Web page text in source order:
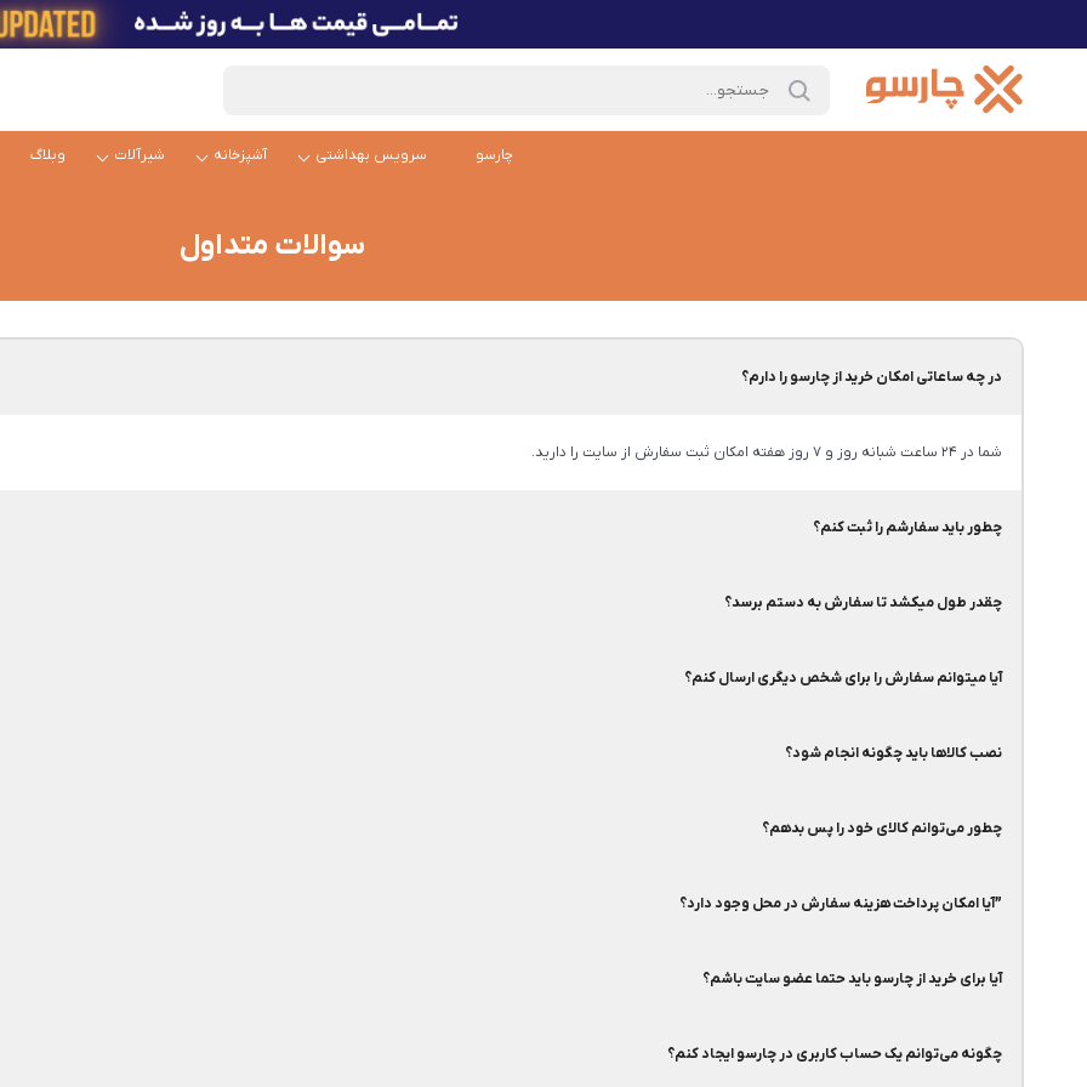
چارسو سرویس بهداشتی آشپزخانه شیرآلات وبلاگ
سوالات متداول
در چه ساعاتی امکان خرید از چارسو را دارم؟
شما در 24 ساعت شبانه روز و 7 روز هفته امکان ثبت سفارش از سایت را دارید.
چطور باید سفارشم را ثبت کنم؟
بعد از انتخاب کالای موردنظر، گزینه افزودن به سبد خرید را انتخاب کنید.
گزینه مشاهده سبد خرید یا تسویه حساب را انتخاب کنید.
بعد از انتخاب تسویه حساب وارد صفحه پرداخت خواهید شد و با پرداخت موفق سفارش شما ثبت میشود.
چقدر طول میکشد تا سفارش به دستم برسد؟
آیا میتوانم سفارش را برای شخص دیگری ارسال کنم؟
بله در این صورت لازم است هنگام ثبت سفارش نام و آدرس گیرنده را وارد کنید.
نصب کالاها باید چگونه انجام شود؟
چارسو فقط مسئول تحویل سفارش به شماست. جهت نصب و راه‌اندازی کالا لازم است با نمایندگی‌های مجاز شرکت مربوطه تماس گرفته و زمان نصب را تنظیم کنید.
چطور می‌توانم کالای خود را پس بدهم؟
تمام شرایط و ضوابط مربوط به ضمانت 7 روزه‌ی بازگشت، در بخش رویه بازگرداندن کالا توضیح داده شده است.
”آیا امکان پرداخت هزینه سفارش در محل وجود دارد؟
بله، امکان ثبت سفارش به صورت پرداخت در محل برای استان تهران و اکثر نقاط استان البرز وجود دارد
آیا برای خرید از چارسو باید حتما عضو سایت باشم؟
خیر، شما می‌توانید به عنوان کاربرِ مهمان، ثبت سفارش از سایت انجام دهید. کافی است بعد از افزودن کالا به سبد خریدتان و انتخاب تسویه حساب، فرم اطلاعات و
چگونه می‌توانم یک حساب کاربری در چارسو ایجاد کنم؟